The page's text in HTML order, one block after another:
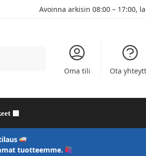
Avoinna arkisin 08:00 – 17:00,
Oma tili Ota
tuotteemme.